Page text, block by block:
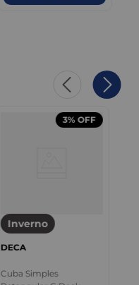
3% OFF
Inverno
DECA
Cuba Simples